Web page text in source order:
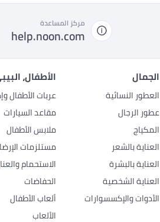
مركز المساعدة
help.noon.com
الجمال
العطور النسائية
عطور الرجال
المكياج
العناية بالشعر
العناية بالبشرة
العناية الشخصية
الأدوات والإكسسوارات
الأطفال،
عربات الأطفال
مقاعد السيارات
ملابس الأطفال
مستلزمات
الاستحمام
الحفاضات
ألعاب الأطفال
الألعاب